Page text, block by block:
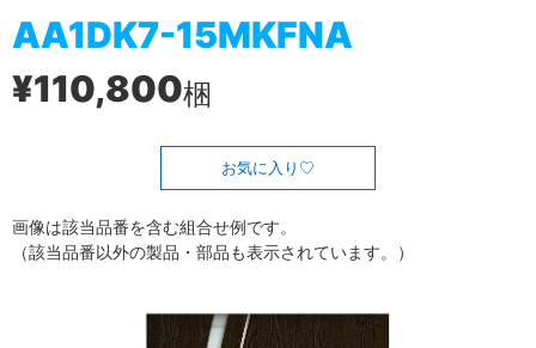
AA1DK7-15MKFNA
¥110,800梱
お気に入り
画像は該当品番を含む組合せ例です。
（該当品番以外の製品・部品も表示されています。）